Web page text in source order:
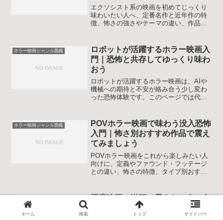
エクソシスト系の映画を初めてじっくり
味わいたい人へ、定番名作と近年作の特
徴、怖さの強さやテーマの違い、作品の
も自分に合う一本を落ち着いて選べるよ
うになることを目指します。
ホラー映画ジャンル図鑑
ロボットが活躍するホラー映画入
門｜恐怖と共存してゆっくり味わ
おう
ロボットが活躍するホラー映画は、AIや
機械への期待と不安が絡み合う少し変わ
った恐怖体験です。このページでは代表
くなるよう案内します。ロボットと人間
の関係性にじっくり向き合いたい人にも
役立つ内容です。
ホラー映画ジャンル図鑑
POVホラー映画で味わう没入恐怖
入門｜怖さ別おすすめ作品で震え
てみましょう
POVホラー映画をこれから楽しみたい人
向けに、定義やファウンド・フッテージ
との違い、怖さの特徴、タイプ別おすす
して没入感の高い恐怖体験を楽しめるコ
ツが分かります。きっと新しいお気に入
りも見つかります。
悪魔映画の洋画で震えたい人へ名
作案内｜恐怖とカタルシスを味わ
いませんか！
ホーム 検索 トップ サイドバー